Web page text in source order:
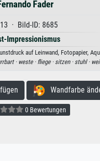
Fader
· Bild-ID: 8685
Impressionismus
auf Leinwand, Fotopapier,
· weste · fliege · sitzen · stuhl ·
Wandfarbe
0 Bewertungen